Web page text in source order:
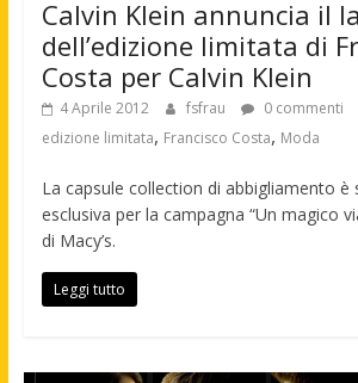
Calvin Klein annuncia il
dell’edizione limitata di
Costa per Calvin Klein
4 Aprile 2012 fsfrau 0 commenti
edizione limitata, Francisco Costa, Moda
La capsule collection di abbigliamento è
esclusiva per la campagna “Un magico
di Macy’s.
Leggi tutto